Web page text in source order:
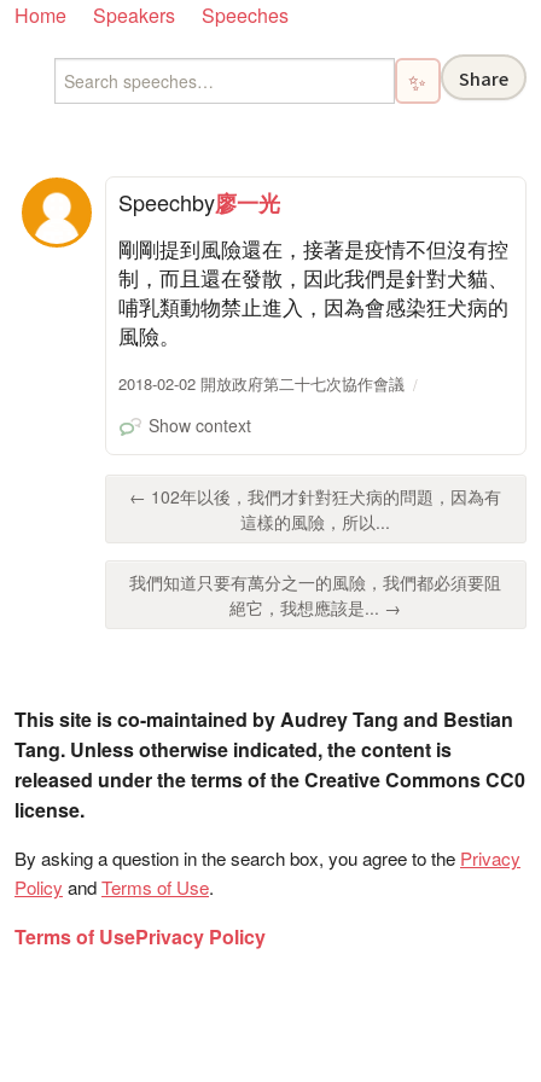
Home Speakers Speeches
✨ Share
Speechby廖一光
剛剛提到風險還在，接著是疫情不但沒有控
制，而且還在發散，因此我們是針對犬貓、
哺乳類動物禁止進入，因為會感染狂犬病的
風險。
2018-02-02 開放政府第二十七次協作會議
Show context
← 102年以後，我們才針對狂犬病的問題，因為有
這樣的風險，所以...
我們知道只要有萬分之一的風險，我們都必須要阻
絕它，我想應該是... →
This site is co-maintained by Audrey Tang and Bestian
Tang. Unless otherwise indicated, the content is
released under the terms of the Creative Commons CC0
license.
By asking a question in the search box, you agree to the Privacy
Policy andTerms of Use.
Terms of UsePrivacy Policy